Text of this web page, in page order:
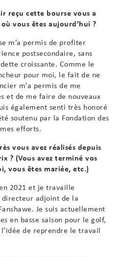
reçu cette bourse vous a
vous êtes aujourd’hui ?
m’a permis de profiter
postsecondaire, sans
croissante. Comme le
pour moi, le fait de ne
m’a permis de me
et de me faire de nouveaux
également senti très honoré
soutenu par la Fondation des
efforts.
vous avez réalisés depuis
? (Vous avez terminé vos
vous êtes mariée, etc.)
2021 et je travaille
adjoint de la
Je suis actuellement
en basse saison pour le golf,
de reprendre le travail